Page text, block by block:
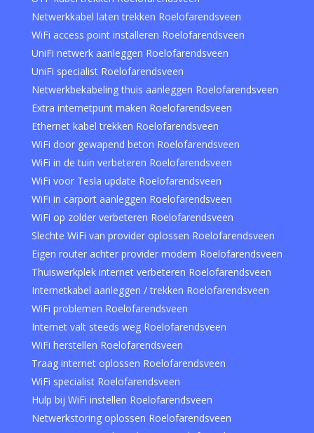
Netwerkkabel laten trekken Roelofarendsveen
WiFi access point installeren Roelofarendsveen
UniFi netwerk aanleggen Roelofarendsveen
UniFi specialist Roelofarendsveen
Netwerkbekabeling thuis aanleggen Roelofarendsveen
Extra internetpunt maken Roelofarendsveen
Ethernet kabel trekken Roelofarendsveen
WiFi door gewapend beton Roelofarendsveen
WiFi in de tuin verbeteren Roelofarendsveen
WiFi voor Tesla update Roelofarendsveen
WiFi in carport aanleggen Roelofarendsveen
WiFi op zolder verbeteren Roelofarendsveen
Slechte WiFi van provider oplossen Roelofarendsveen
Eigen router achter provider modem Roelofarendsveen
Thuiswerkplek internet verbeteren Roelofarendsveen
Internetkabel aanleggen / trekken Roelofarendsveen
WiFi problemen Roelofarendsveen
Internet valt steeds weg Roelofarendsveen
WiFi herstellen Roelofarendsveen
Traag internet oplossen Roelofarendsveen
WiFi specialist Roelofarendsveen
Hulp bij WiFi instellen Roelofarendsveen
Netwerkstoring oplossen Roelofarendsveen